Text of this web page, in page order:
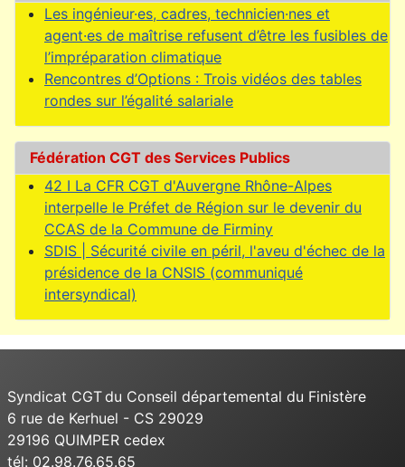
Les ingénieur·es, cadres, technicien·nes et
agent·es de maîtrise refusent d’être les fusibles de
l’impréparation climatique
Rencontres d’Options : Trois vidéos des tables
rondes sur l’égalité salariale
Fédération CGT des Services Publics
42 I La CFR CGT d'Auvergne Rhône-Alpes
interpelle le Préfet de Région sur le devenir du
CCAS de la Commune de Firminy
SDIS | Sécurité civile en péril, l'aveu d'échec de la
présidence de la CNSIS (communiqué
intersyndical)
Syndicat CGT du Conseil départemental du Finistère
6 rue de Kerhuel - CS 29029
29196 QUIMPER cedex
tél: 02.98.76.65.65